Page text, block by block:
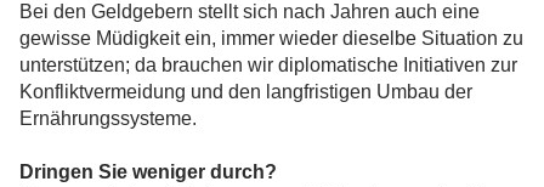
Bei den Geldgebern stellt sich nach Jahren auch eine
gewisse Müdigkeit ein, immer wieder dieselbe Situation zu
unterstützen; da brauchen wir diplomatische Initiativen zur
Konfliktvermeidung und den langfristigen Umbau der
Ernährungssysteme.
Dringen Sie weniger durch?